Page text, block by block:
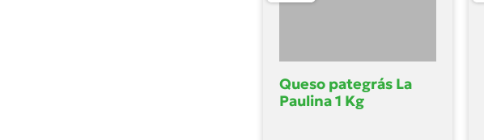
Queso pategrás La
Paulina 1 Kg